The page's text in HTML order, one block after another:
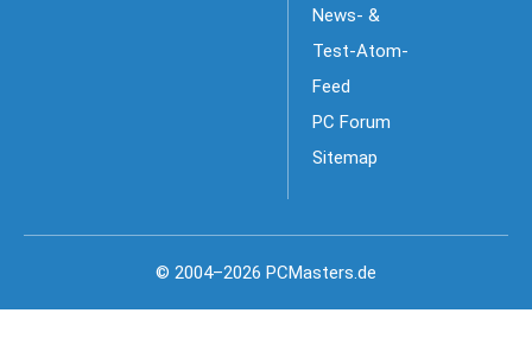
News- &
Test-Atom-
Feed
PC Forum
Sitemap
© 2004–2026 PCMasters.de